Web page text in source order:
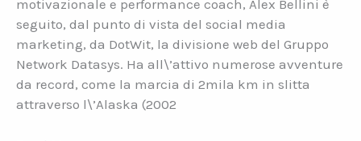
motivazionale e performance coach, Alex Bellini è
seguito, dal punto di vista del social media
marketing, da DotWit, la divisione web del Gruppo
Network Datasys. Ha all\’attivo numerose avventure
da record, come la marcia di 2mila km in slitta
attraverso l\’Alaska (2002